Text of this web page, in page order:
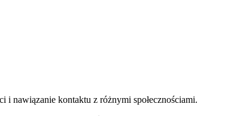
i nawiązanie kontaktu z różnymi społecznościami.